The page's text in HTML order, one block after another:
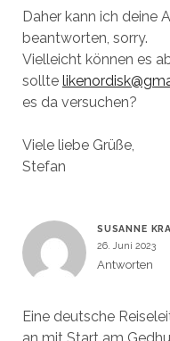
Daher kann ich deine
beantworten, sorry.
Vielleicht können es
sollte
es da versuchen?
Viele liebe Grüße,
Stefan
SUSANNE
26. Juni 2023
Antworten
Eine deutsche